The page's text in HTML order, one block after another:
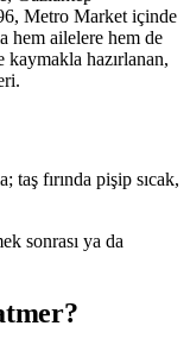
Metro Market içinde
hem ailelere hem de
kaymakla hazırlanan,
taş fırında pişip sıcak,
sonrası ya da